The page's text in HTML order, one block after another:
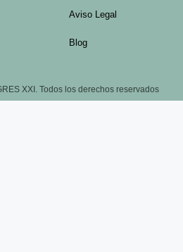
Aviso Legal
Blog
XXI. Todos los derechos reservados